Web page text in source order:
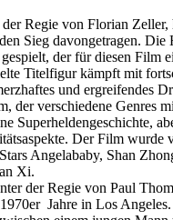
Regie von Florian Zeller,
Sieg davongetragen.
der für diesen Film
Titelfigur kämpft mit
und ergreifendes
der verschiedene Genres
Superheldengeschichte,
Der Film wurde
Angelababy, Shan
Xi.
der Regie von Paul
Jahre in Los